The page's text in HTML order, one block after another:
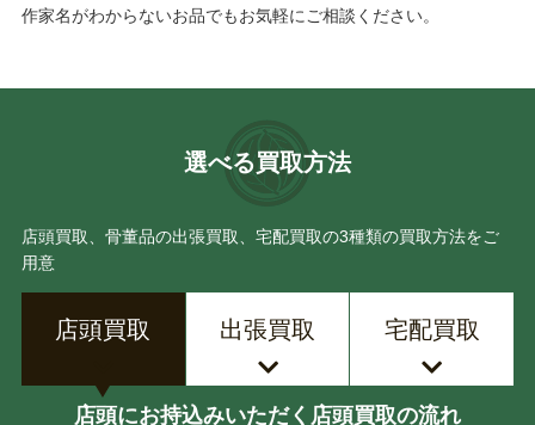
作家名がわからないお品でもお気軽にご相談ください。
選べる買取方法
店頭買取、骨董品の出張買取、宅配買取の3種類の買取方法をご
用意
店頭買取 出張買取 宅配買取
店頭にお持込みいただく店頭買取の流れ